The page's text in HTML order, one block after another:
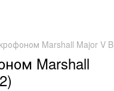
Marshall Major V
Marshall